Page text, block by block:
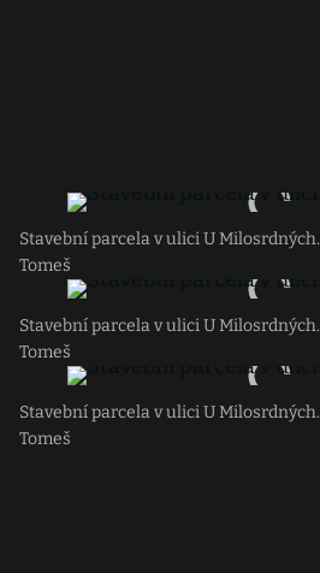
Stavební parcela v ulici U Milosrdných.
Tomeš
Stavební parcela v ulici U Milosrdných.
Tomeš
Stavební parcela v ulici U Milosrdných.
Tomeš